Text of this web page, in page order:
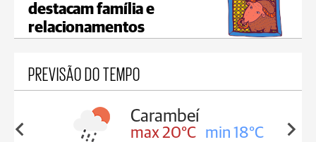
destacam família e
relacionamentos
PREVISÃO DO TEMPO
18°C
Carambeí
max 20°C min 18°C